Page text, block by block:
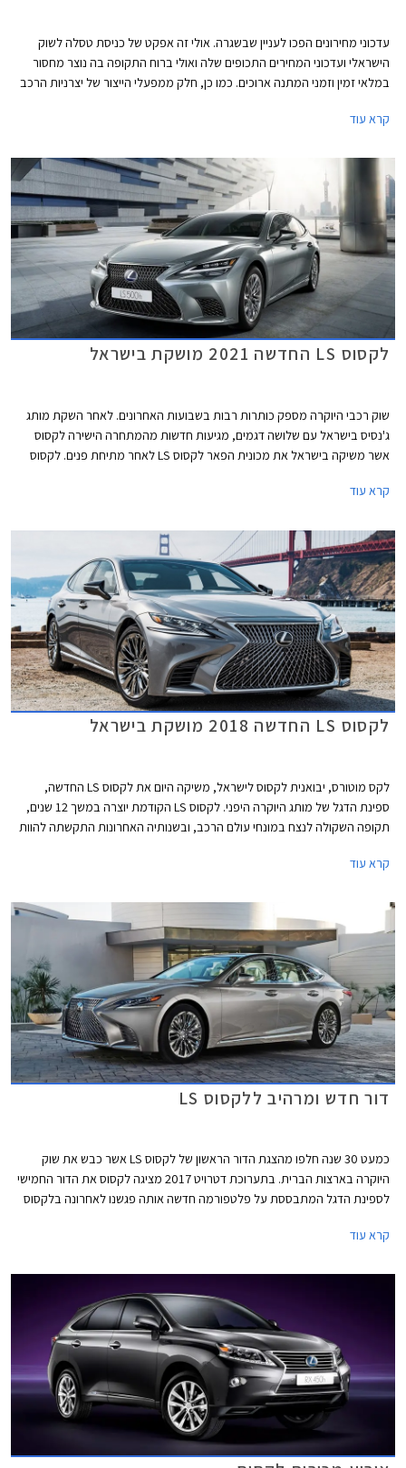
עדכוני מחירונים הפכו לעניין שבשגרה. אולי זה אפקט של כניסת טסלה לשוק
הישראלי ועדכוני המחירים התכופים שלה ואולי ברוח התקופה בה נוצר מחסור
במלאי זמין וזמני המתנה ארוכים. כמו כן, חלק ממפעלי הייצור של יצרניות הרכב
קרא עוד
לקסוס LS החדשה 2021 מושקת בישראל
שוק רכבי היוקרה מספק כותרות רבות בשבועות האחרונים. לאחר השקת מותג
ג'נסיס בישראל עם שלושה דגמים, מגיעות חדשות מהמתחרה הישירה לקסוס
אשר משיקה בישראל את מכונית הפאר לקסוס LS לאחר מתיחת פנים. לקסוס
הלקוחות האמריקאים ולבנות את מוניטין האיכות והאמינות אותו מטפחת
קרא עוד
לקסוס LS החדשה 2018 מושקת בישראל
לקס מוטורס, יבואנית לקסוס לישראל, משיקה היום את לקסוס LS החדשה,
ספינת הדגל של מותג היוקרה היפני. לקסוס LS הקודמת יוצרה במשך 12 שנים,
תקופה השקולה לנצח במונחי עולם הרכב, ובשנותיה האחרונות התקשתה להוות
באופן תדיר יותר.
קרא עוד
דור חדש ומרהיב ללקסוס LS
כמעט 30 שנה חלפו מהצגת הדור הראשון של לקסוס LS אשר כבש את שוק
היוקרה בארצות הברית. בתערוכת דטרויט 2017 מציגה לקסוס את הדור החמישי
לספינת הדגל המתבססת על פלטפורמה חדשה אותה פגשנו לאחרונה בלקסוס
ללקסוס LS החדשה צפוי עתיד מזהיר.
קרא עוד